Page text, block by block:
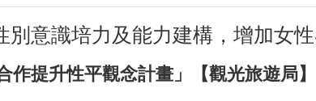
別意識培力及能力建構，增加女
作提升性平觀念計畫」【觀光旅遊局】